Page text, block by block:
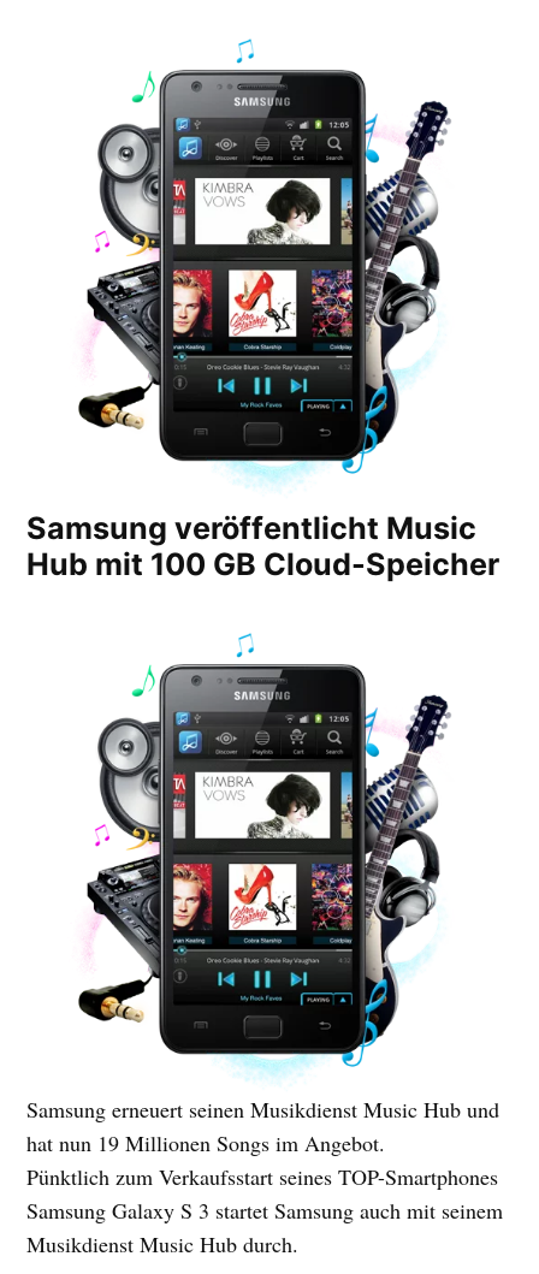
Samsung veröffentlicht Music
Hub mit 100 GB Cloud-Speicher
Samsung erneuert seinen Musikdienst Music Hub und
hat nun 19 Millionen Songs im Angebot.
Pünktlich zum Verkaufsstart seines TOP-Smartphones
Samsung Galaxy S 3 startet Samsung auch mit seinem
Musikdienst Music Hub durch.